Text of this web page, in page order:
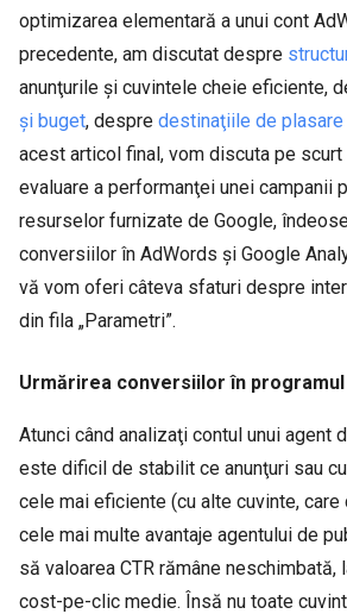
optimizarea elementară a unui cont
precedente, am discutat despre
anunţurile şi cuvintele cheie eficiente,
şi buget, despre destinaţiile de
acest articol final, vom discuta pe
evaluare a performanţei unei campanii
resurselor furnizate de Google,
conversiilor în AdWords şi Google
vă vom oferi câteva sfaturi despre
din fila „Parametri”.
Urmărirea conversiilor în programul
Atunci când analizaţi contul unui agent
este dificil de stabilit ce anunţuri sau
cele mai eficiente (cu alte cuvinte,
cele mai multe avantaje agentului de
să valoarea CTR rămâne neschimbată,
cost-pe-clic medie. Însă nu toate